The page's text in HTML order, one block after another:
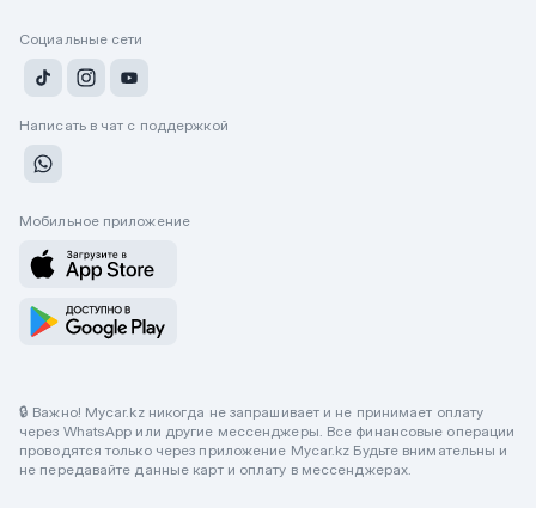
Социальные сети
Написать в чат с поддержкой
Мобильное приложение
🔒 Важно! Mycar.kz никогда не запрашивает и не принимает оплату
через WhatsApp или другие мессенджеры. Все финансовые операции
проводятся только через приложение Mycar.kz Будьте внимательны и
не передавайте данные карт и оплату в мессенджерах.